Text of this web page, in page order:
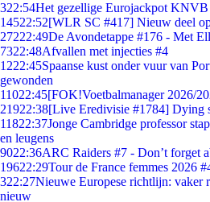
322:54Het gezellige Eurojackpot KNVB
14522:52[WLR SC #417] Nieuw deel
27222:49De Avondetappe #176 - Met
7322:48Afvallen met injecties #4
1222:45Spaanse kust onder vuur van
gewonden
11022:45[FOK!Voetbalmanager 2026/
21922:38[Live Eredivisie #1784] Dying
11822:37Jonge Cambridge professor
en leugens
9022:36ARC Raiders #7 - Don’t forget
19622:29Tour de France femmes 2026
322:27Nieuwe Europese richtlijn: vaker
nieuw